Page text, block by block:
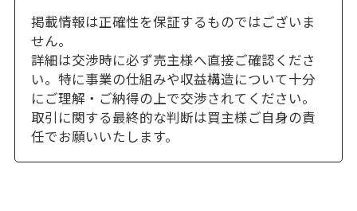
掲載情報は正確性を保証するものではございま
せん。
詳細は交渉時に必ず売主様へ直接ご確認くださ
い。特に事業の仕組みや収益構造について十分
にご理解・ご納得の上で交渉されてください。
取引に関する最終的な判断は買主様ご自身の責
任でお願いいたします。